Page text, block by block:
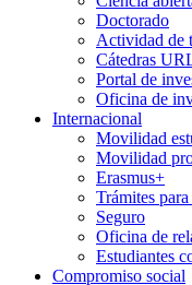
Doctorado
Actividad de
Cátedras
Portal de
Oficina de
Internacional
Movilidad
Movilidad
Erasmus+
Trámites
Seguro
Oficina de
Estudiantes
Compromiso social